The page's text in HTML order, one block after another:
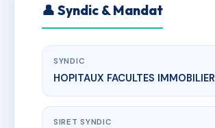
👤 Syndic & Mandat
SYNDIC
HOPITAUX FACULTES IMMOBILIER
SIRET SYNDIC